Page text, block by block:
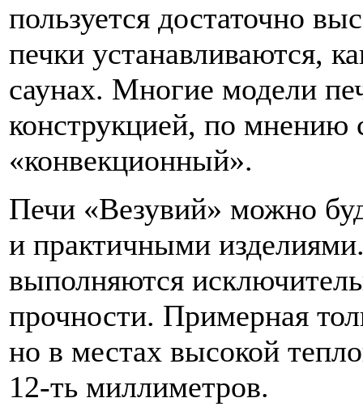
пользуется достаточно
печки устанавливаются,
саунах. Многие модели
конструкцией, по мнению
«конвекционный».
Печи «Везувий» можно
и практичными
выполняются
прочности. Примерная
но в местах высокой
12-ть миллиметров.